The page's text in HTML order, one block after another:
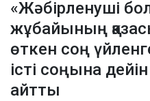
«Жәбірленуші
жұбайының
өткен соң
істі соңына
айтты